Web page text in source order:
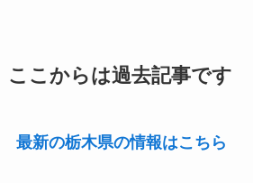
ここからは過去記事です
最新の栃木県の情報はこちら